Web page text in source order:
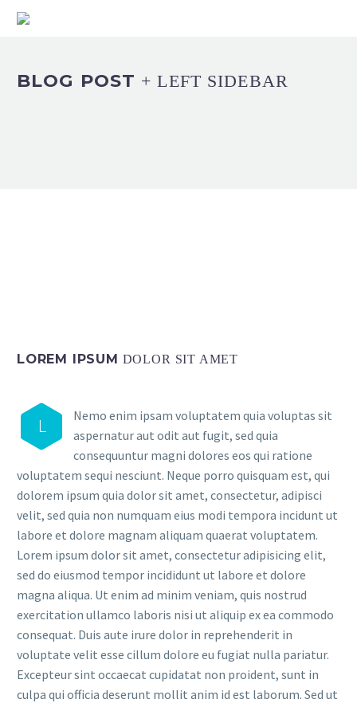
BLOG POST + LEFT SIDEBAR
LOREM IPSUM DOLOR SIT AMET
L
Nemo enim ipsam voluptatem quia voluptas sit
aspernatur aut odit aut fugit, sed quia
consequuntur magni dolores eos qui ratione
voluptatem sequi nesciunt. Neque porro quisquam est, qui
dolorem ipsum quia dolor sit amet, consectetur, adipisci
velit, sed quia non numquam eius modi tempora incidunt ut
labore et dolore magnam aliquam quaerat voluptatem.
Lorem ipsum dolor sit amet, consectetur adipisicing elit,
sed do eiusmod tempor incididunt ut labore et dolore
magna aliqua. Ut enim ad minim veniam, quis nostrud
exercitation ullamco laboris nisi ut aliquip ex ea commodo
consequat. Duis aute irure dolor in reprehenderit in
voluptate velit esse cillum dolore eu fugiat nulla pariatur.
Excepteur sint occaecat cupidatat non proident, sunt in
culpa qui officia deserunt mollit anim id est laborum. Sed ut